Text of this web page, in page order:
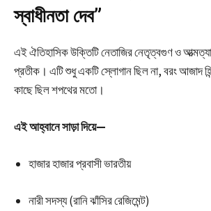
স্বাধীনতা দেব”
এই ঐতিহাসিক উক্তিটি নেতাজির নেতৃত্বগুণ ও
প্রতীক। এটি শুধু একটি স্লোগান ছিল না, বরং আজাদ
কাছে ছিল শপথের মতো।
এই আহ্বানে সাড়া দিয়ে—
হাজার হাজার প্রবাসী ভারতীয়
নারী সদস্য (রানি ঝাঁসির রেজিমেন্ট)